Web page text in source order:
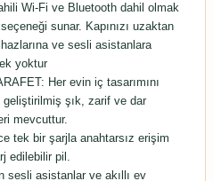
Wi-Fi ve Bluetooth dahil olmak
sunar. Kapınızı uzaktan
ve sesli asistanlara
yoktur
Her evin iç tasarımını
şık, zarif ve dar
mevcuttur.
tek bir şarjla anahtarsız erişim
edilebilir pil.
sesli asistanlar ve akıllı ev